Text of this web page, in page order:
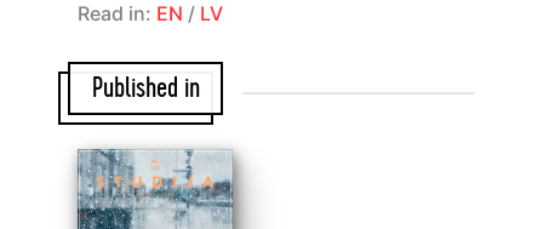
Read in: EN / LV
Published in